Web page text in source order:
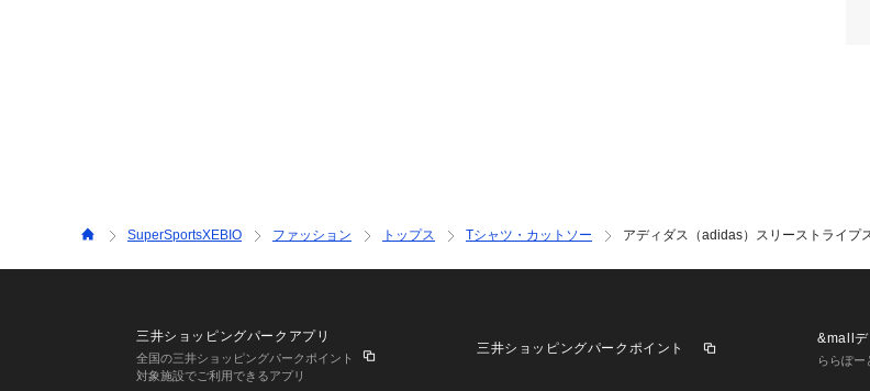
ク
SuperSportsXEBIO ファッション トップス Tシャツ・カットソー アディダス（adidas）スリーストライプ
三井ショッピングパークアプリ
全国の三井ショッピングパークポイント
対象施設でご利用できるアプリ
三井ショッピングパークポイント
&mallデ
ららぽー